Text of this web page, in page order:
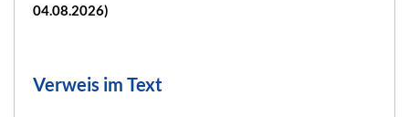
04.08.2026)
Verweis im Text